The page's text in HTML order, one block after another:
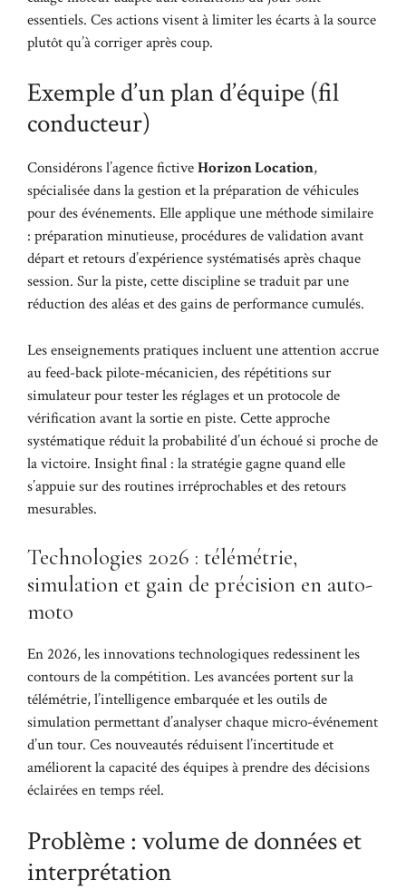
essentiels. Ces actions visent à limiter les écarts à la source
plutôt qu’à corriger après coup.
Exemple d’un plan d’équipe (fil
conducteur)
Considérons l’agence fictiveHorizon Location,
spécialisée dans la gestion et la préparation de véhicules
pour des événements. Elle applique une méthode similaire
: préparation minutieuse, procédures de validation avant
départ et retours d’expérience systématisés après chaque
session. Sur la piste, cette discipline se traduit par une
réduction des aléas et des gains de performance cumulés.
Les enseignements pratiques incluent une attention accrue
au feed-back pilote-mécanicien, des répétitions sur
simulateur pour tester les réglages et un protocole de
vérification avant la sortie en piste. Cette approche
systématique réduit la probabilité d’un échoué si proche de
la victoire. Insight final : la stratégie gagne quand elle
s’appuie sur des routines irréprochables et des retours
mesurables.
Technologies 2026 : télémétrie,
simulation et gain de précision en auto-
moto
En 2026, les innovations technologiques redessinent les
contours de la compétition. Les avancées portent sur la
télémétrie, l’intelligence embarquée et les outils de
simulation permettant d’analyser chaque micro-événement
d’un tour. Ces nouveautés réduisent l’incertitude et
améliorent la capacité des équipes à prendre des décisions
éclairées en temps réel.
Problème : volume de données et
interprétation